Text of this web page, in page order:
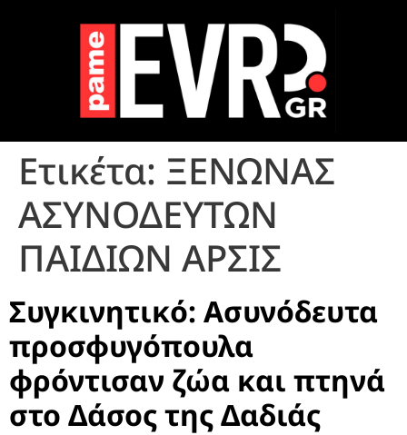
Ετικέτα: ΞΕΝΩΝΑΣ
ΑΣΥΝΟΔΕΥΤΩΝ
ΠΑΙΔΙΩΝ ΑΡΣΙΣ
Συγκινητικό: Ασυνόδευτα
προσφυγόπουλα
φρόντισαν ζώα και πτηνά
στο Δάσος της Δαδιάς